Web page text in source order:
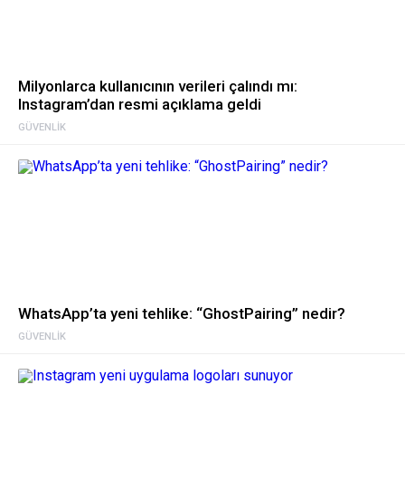
GÜVENLIK
Milyonlarca kullanıcının verileri çalındı mı:
Instagram’dan resmi açıklama geldi
GÜVENLIK
WhatsApp’ta yeni tehlike: “GhostPairing” nedir?